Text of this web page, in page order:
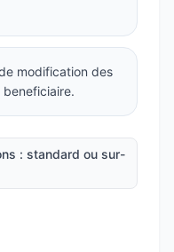
modification des
: standard ou sur-